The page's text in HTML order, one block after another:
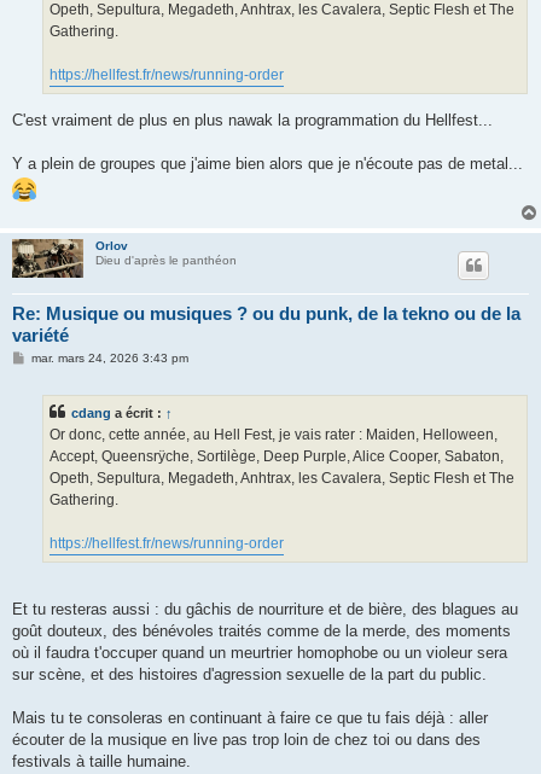
Opeth, Sepultura, Megadeth, Anhtrax, les Cavalera, Septic Flesh et The
Gathering.
https://hellfest.fr/news/running-order
C'est vraiment de plus en plus nawak la programmation du Hellfest...
Y a plein de groupes que j'aime bien alors que je n'écoute pas de metal...
Orlov
Dieu d'après le panthéon
Re: Musique ou musiques ? ou du punk, de la tekno ou de la
variété
Mmar. mars 24, 2026 3:43 pm
cdang a écrit : ↑
Or donc, cette année, au Hell Fest, je vais rater : Maiden, Helloween,
Accept, Queensrÿche, Sortilège, Deep Purple, Alice Cooper, Sabaton,
Opeth, Sepultura, Megadeth, Anhtrax, les Cavalera, Septic Flesh et The
Gathering.
https://hellfest.fr/news/running-order
Et tu resteras aussi : du gâchis de nourriture et de bière, des blagues au
goût douteux, des bénévoles traités comme de la merde, des moments
où il faudra t'occuper quand un meurtrier homophobe ou un violeur sera
sur scène, et des histoires d'agression sexuelle de la part du public.
Mais tu te consoleras en continuant à faire ce que tu fais déjà : aller
écouter de la musique en live pas trop loin de chez toi ou dans des
festivals à taille humaine.